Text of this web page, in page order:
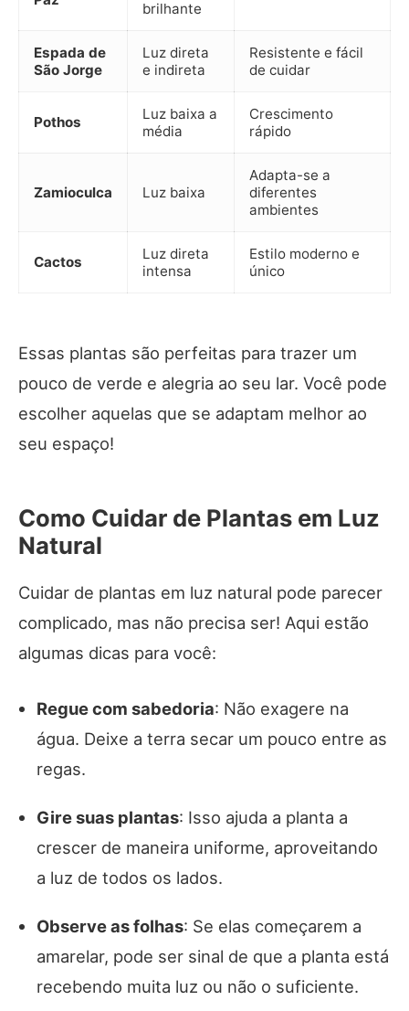
brilhante
Espada de
São Jorge
Luz direta
e indireta
Resistente e fácil
de cuidar
Pothos
Luz baixa a
média
Crescimento
rápido
Zamioculca Luz baixa
Adapta-se a
diferentes
ambientes
Cactos
Luz direta
intensa
Estilo moderno e
único
Essas plantas são perfeitas para trazer um
pouco de verde e alegria ao seu lar. Você pode
escolher aquelas que se adaptam melhor ao
seu espaço!
Como Cuidar de Plantas em Luz
Natural
Cuidar de plantas em luz natural pode parecer
complicado, mas não precisa ser! Aqui estão
algumas dicas para você:
Regue com sabedoria: Não exagere na
água. Deixe a terra secar um pouco entre as
regas.
Gire suas plantas: Isso ajuda a planta a
crescer de maneira uniforme, aproveitando
a luz de todos os lados.
Observe as folhas: Se elas começarem a
amarelar, pode ser sinal de que a planta está
recebendo muita luz ou não o suficiente.